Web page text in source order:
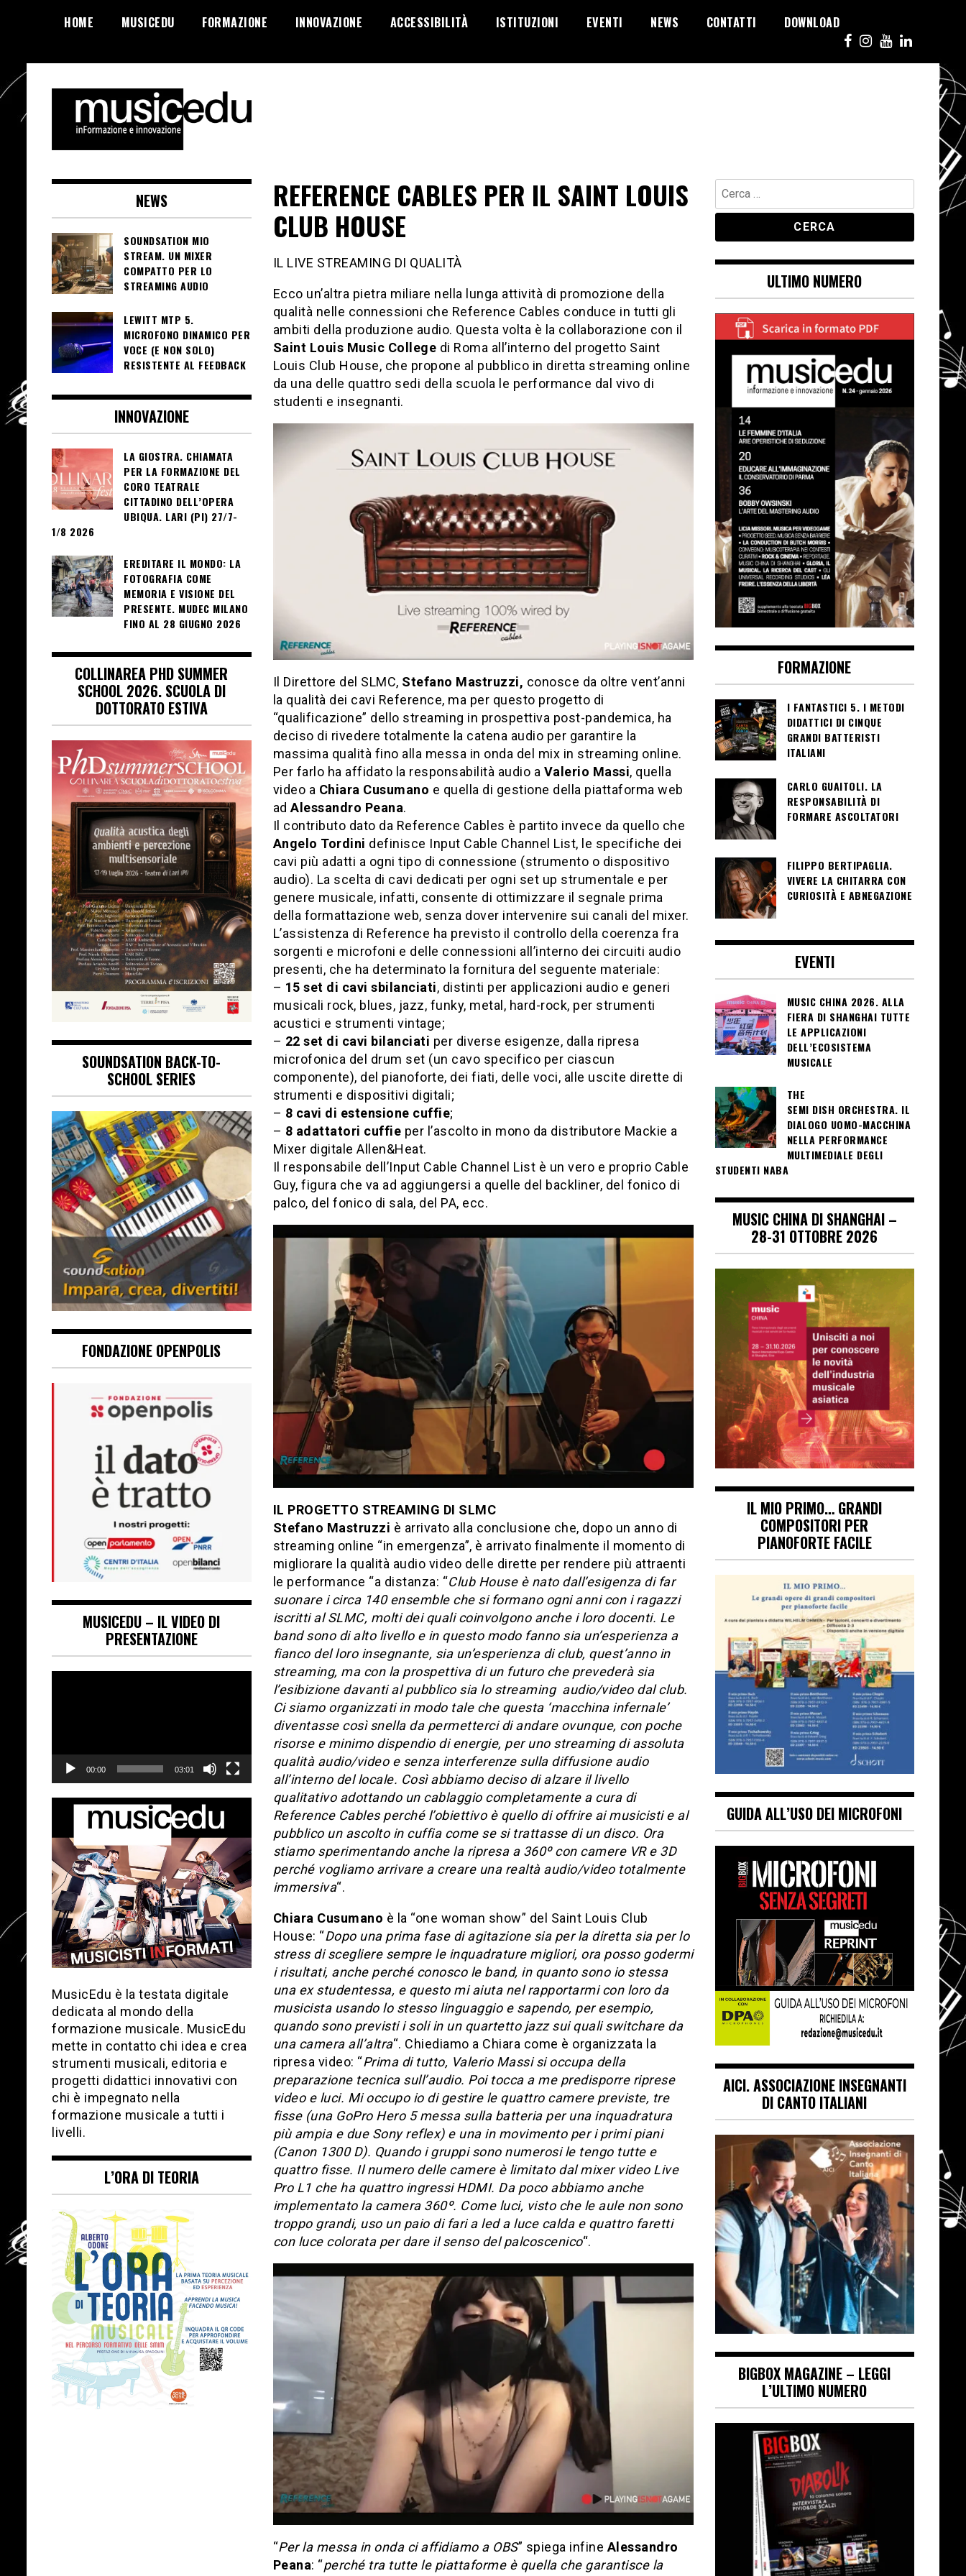
HOME MUSICEDU FORMAZIONE INNOVAZIONE ACCESSIBILITÀ ISTITUZIONI EVENTI NEWS CONTATTI DOWNLOAD
REFERENCE CABLES PER IL SAINT LOUIS
CLUB HOUSE
IL LIVE STREAMING DI QUALITÀ
Ecco un’altra pietra miliare nella lunga attività di promozione della
qualità nelle connessioni che Reference Cables conduce in tutti gli
ambiti della produzione audio. Questa volta è la collaborazione con il
Saint Louis Music College di Roma all’interno del progetto Saint
Louis Club House, che propone al pubblico in diretta streaming online
da una delle quattro sedi della scuola le performance dal vivo di
studenti e insegnanti.
Il Direttore del SLMC, Stefano Mastruzzi, conosce da oltre vent’anni
la qualità dei cavi Reference, ma per questo progetto di
“qualificazione” dello streaming in prospettiva post-pandemica, ha
deciso di rivedere totalmente la catena audio per garantire la
massima qualità fino alla messa in onda del mix in streaming online.
Per farlo ha affidato la responsabilità audio a Valerio Massi, quella
video a Chiara Cusumano e quella di gestione della piattaforma web
adAlessandro Peana.
Il contributo dato da Reference Cables è partito invece da quello che
Angelo Tordini definisce Input Cable Channel List, le specifiche dei
cavi più adatti a ogni tipo di connessione (strumento o dispositivo
audio). La scelta di cavi dedicati per ogni set up strumentale e per
genere musicale, infatti, consente di ottimizzare il segnale prima
della formattazione web, senza dover intervenire sui canali del mixer.
L’assistenza di Reference ha previsto il controllo della coerenza fra
sorgenti e microfoni e delle connessioni all’interno dei circuiti audio
presenti, che ha determinato la fornitura del seguente materiale:
– 15 set di cavi sbilanciati, distinti per applicazioni audio e generi
musicali rock, blues, jazz, funky, metal, hard-rock, per strumenti
acustici e strumenti vintage;
– 22 set di cavi bilanciati per diverse esigenze, dalla ripresa
microfonica del drum set (un cavo specifico per ciascun
componente), del pianoforte, dei fiati, delle voci, alle uscite dirette di
strumenti e dispositivi digitali;
– 8 cavi di estensione cuffie;
– 8 adattatori cuffie per l’ascolto in mono da distributore Mackie a
Mixer digitale Allen&Heat.
Il responsabile dell’Input Cable Channel List è un vero e proprio Cable
Guy, figura che va ad aggiungersi a quelle del backliner, del fonico di
palco, del fonico di sala, del PA, ecc.
IL PROGETTO STREAMING DI SLMC
Stefano Mastruzzi è arrivato alla conclusione che, dopo un anno di
streaming online “in emergenza”, è arrivato finalmente il momento di
migliorare la qualità audio video delle dirette per rendere più attraenti
le performance “a distanza: “Club House è nato dall’esigenza di far
suonare i circa 140 ensemble che si formano ogni anni con i ragazzi
iscritti al SLMC, molti dei quali coinvolgono anche i loro docenti. Le
band sono di alto livello e in questo modo fanno sia un’esperienza a
fianco del loro insegnante, sia un’esperienza di club, quest’anno in
streaming, ma con la prospettiva di un futuro che prevederà sia
l’esibizione davanti al pubblico sia lo streaming audio/video dal club.
Ci siamo organizzati in modo tale che questa ‘macchina infernale’
diventasse così snella da permetterci di andare ovunque, con poche
risorse e minimo dispendio di energie, per uno streaming di assoluta
qualità audio/video e senza interferenze sulla diffusione audio
all’interno del locale. Così abbiamo deciso di alzare il livello
qualitativo adottando un cablaggio completamente a cura di
Reference Cables perché l’obiettivo è quello di offrire ai musicisti e al
pubblico un ascolto in cuffia come se si trattasse di un disco. Ora
stiamo sperimentando anche la ripresa a 360º con camere VR e 3D
perché vogliamo arrivare a creare una realtà audio/video totalmente
immersiva“.
Chiara Cusumano è la “one woman show” del Saint Louis Club
House: “Dopo una prima fase di agitazione sia per la diretta sia per lo
stress di scegliere sempre le inquadrature migliori, ora posso godermi
i risultati, anche perché conosco le band, in quanto sono io stessa
una ex studentessa, e questo mi aiuta nel rapportarmi con loro da
musicista usando lo stesso linguaggio e sapendo, per esempio,
quando sono previsti i soli in un quartetto jazz sui quali switchare da
una camera all’altra“. Chiediamo a Chiara come è organizzata la
ripresa video: “Prima di tutto, Valerio Massi si occupa della
preparazione tecnica sull’audio. Poi tocca a me predisporre riprese
video e luci. Mi occupo io di gestire le quattro camere previste, tre
fisse (una GoPro Hero 5 messa sulla batteria per una inquadratura
più ampia e due Sony reflex) e una in movimento per i primi piani
(Canon 1300 D). Quando i gruppi sono numerosi le tengo tutte e
quattro fisse. Il numero delle camere è limitato dal mixer video Live
Pro L1 che ha quattro ingressi HDMI. Da poco abbiamo anche
implementato la camera 360º. Come luci, visto che le aule non sono
troppo grandi, uso un paio di fari a led a luce calda e quattro faretti
con luce colorata per dare il senso del palcoscenico“.
“Per la messa in onda ci affidiamo a OBS” spiega infine Alessandro
Peana: “perché tra tutte le piattaforme è quella che garantisce la
NEWS
SOUNDSATION MIO
STREAM. UN MIXER
COMPATTO PER LO
STREAMING AUDIO
LEWITT MTP 5.
MICROFONO DINAMICO PER
VOCE (E NON SOLO)
RESISTENTE AL FEEDBACK
INNOVAZIONE
LA GIOSTRA. CHIAMATA
PER LA FORMAZIONE DEL
CORO TEATRALE
CITTADINO DELL’OPERA
UBIQUA. LARI (PI) 27/7-
1/8 2026
EREDITARE IL MONDO: LA
FOTOGRAFIA COME
MEMORIA E VISIONE DEL
PRESENTE. MUDEC MILANO
FINO AL 28 GIUGNO 2026
COLLINAREA PHD SUMMER
SCHOOL 2026. SCUOLA DI
DOTTORATO ESTIVA
SOUNDSATION BACK-TO-
SCHOOL SERIES
FONDAZIONE OPENPOLIS
MUSICEDU – IL VIDEO DI
PRESENTAZIONE
00:00 03:01
MusicEdu è la testata digitale
dedicata al mondo della
formazione musicale. MusicEdu
mette in contatto chi idea e crea
strumenti musicali, editoria e
progetti didattici innovativi con
chi è impegnato nella
formazione musicale a tutti i
livelli.
L’ORA DI TEORIA
Ricerca
per:
ULTIMO NUMERO
FORMAZIONE
I FANTASTICI 5. I METODI
DIDATTICI DI CINQUE
GRANDI BATTERISTI
ITALIANI
CARLO GUAITOLI. LA
RESPONSABILITÀ DI
FORMARE ASCOLTATORI
FILIPPO BERTIPAGLIA.
VIVERE LA CHITARRA CON
CURIOSITÀ E ABNEGAZIONE
EVENTI
MUSIC CHINA 2026. ALLA
FIERA DI SHANGHAI TUTTE
LE APPLICAZIONI
DELL’ECOSISTEMA
MUSICALE
THE
SEMI DISH ORCHESTRA. IL
DIALOGO UOMO-MACCHINA
NELLA PERFORMANCE
MULTIMEDIALE DEGLI
STUDENTI NABA
MUSIC CHINA DI SHANGHAI –
28-31 OTTOBRE 2026
IL MIO PRIMO… GRANDI
COMPOSITORI PER
PIANOFORTE FACILE
GUIDA ALL’USO DEI MICROFONI
AICI. ASSOCIAZIONE INSEGNANTI
DI CANTO ITALIANI
BIGBOX MAGAZINE – LEGGI
L’ULTIMO NUMERO